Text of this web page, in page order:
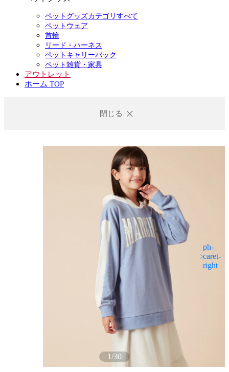
ペットグッズカテゴリすべて
ペットウェア
首輪
リード・ハーネス
ペットキャリーバック
ペット雑貨・家具
アウトレット
ホーム TOP
閉じる
1/30